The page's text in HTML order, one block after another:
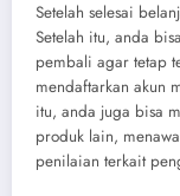
Setelah selesai
Setelah itu, anda
pembali agar tetap
mendaftarkan akun
itu, anda juga bisa
produk lain,
penilaian terkait